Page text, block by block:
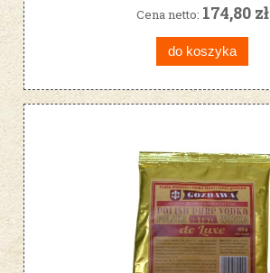
Cena netto: 174,80 zł
do koszyka